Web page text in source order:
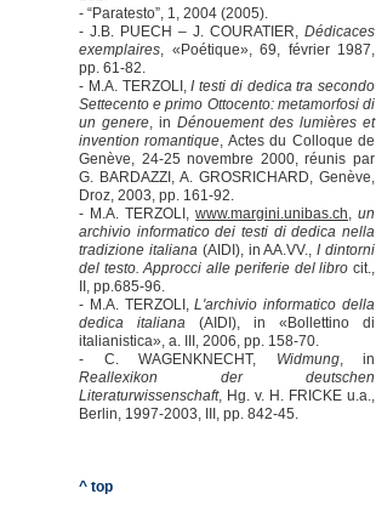
- “Paratesto”, 1, 2004 (2005).
- J.B. PUECH – J. COURATIER, Dédicaces
exemplaires, «Poétique», 69, février 1987,
pp. 61-82.
- M.A. TERZOLI,I testi di dedica tra secondo
Settecento e primo Ottocento: metamorfosi di
un genere, in Dénouement des lumières et
invention romantique, Actes du Colloque de
Genève, 24-25 novembre 2000, réunis par
G. BARDAZZI, A. GROSRICHARD, Genève,
Droz, 2003, pp. 161-92.
- M.A. TERZOLI, www.margini.unibas.ch, un
archivio informatico dei testi di dedica nella
tradizione italiana (AIDI), in AA.VV.,I dintorni
del testo. Approcci alle periferie del libro cit.,
II, pp.685-96.
- M.A. TERZOLI,L'archivio informatico della
dedica italiana (AIDI), in «Bollettino di
italianistica», a. III, 2006, pp. 158-70.
- C. WAGENKNECHT,
Widmung, in
Reallexikon der deutschen
Literaturwissenschaft, Hg. v. H. FRICKE u.a.,
Berlin, 1997-2003, III, pp. 842-45.
^ top